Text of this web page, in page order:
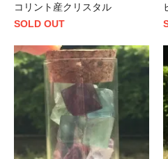
コリント産クリスタル
SOLD OUT